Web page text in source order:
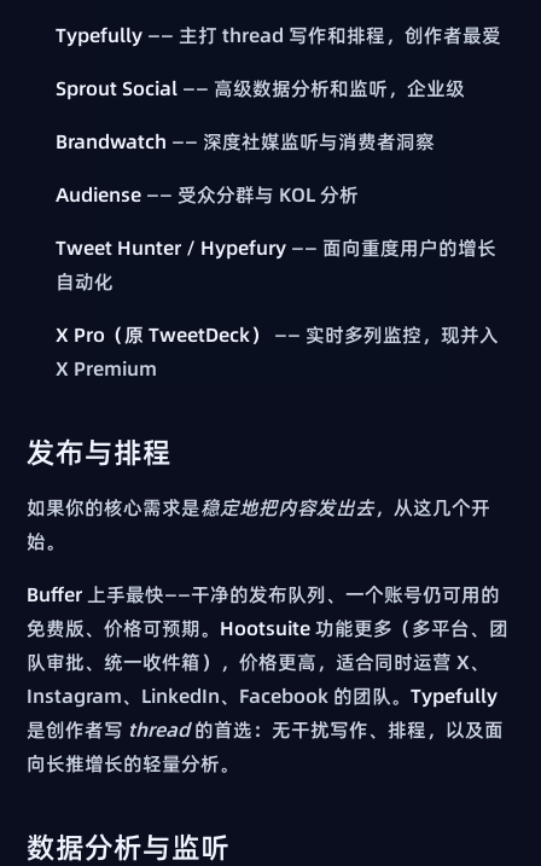
Typefully —— 主打 thread 写作和排程，创作者最爱
Sprout Social —— 高级数据分析和监听，企业级
Brandwatch —— 深度社媒监听与消费者洞察
Audiense —— 受众分群与 KOL 分析
Tweet Hunter / Hypefury —— 面向重度用户的增长
自动化
X Pro（原 TweetDeck）
—— 实时多列监控，现并入
X Premium
发布与排程
如果你的核心需求是稳定地把内容发出去，从这几个开
始。
Buffer 上手最快——干净的发布队列、一个账号仍可用的
免费版、价格可预期。 Hootsuite功能更多（多平台、团
队审批、统一收件箱），价格更高，适合同时运营 X、
Instagram、LinkedIn、Facebook 的团队。Typefully
是创作者写 thread的首选：无干扰写作、排程，以及面
向长推增长的轻量分析。
数据分析与监听